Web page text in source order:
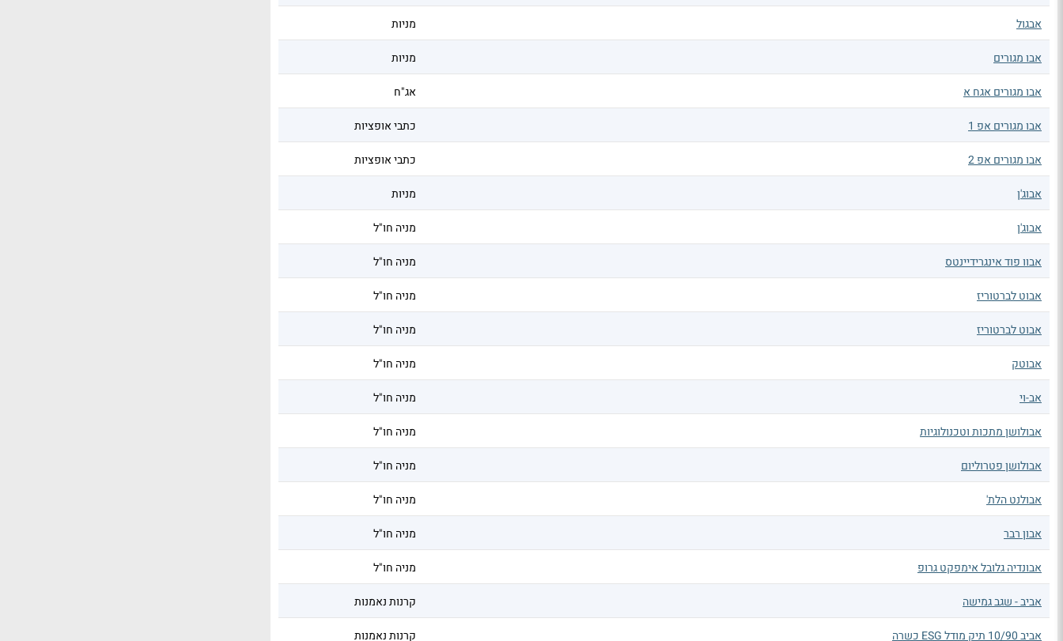
אבגול מניות
אבו מגורים מניות
אבו מגורים אגח א אג"ח
אבו מגורים אפ 1 כתבי אופציות
אבו מגורים אפ 2 כתבי אופציות
אבוג'ן מניות
אבוג'ן מניה חו"ל
אבוו פוד אינגרידיינטס מניה חו"ל
אבוט לברטוריז מניה חו"ל
אבוט לברטוריז מניה חו"ל
אבוטק מניה חו"ל
אב-וי מניה חו"ל
אבולושן מתכות וטכנולוגיות מניה חו"ל
אבולושן פטרוליום מניה חו"ל
אבולנט הלת' מניה חו"ל
אבון רבר מניה חו"ל
אבונדיה גלובל אימפקט גרופ מניה חו"ל
אביב - שגב גמישה קרנות נאמנות
אביב 10/90 תיק מודל ESG כשרה קרנות נאמנות